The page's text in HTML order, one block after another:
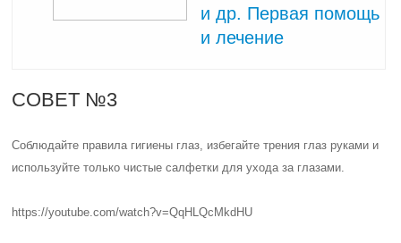
и др. Первая помощь
и лечение
СОВЕТ №3
Соблюдайте правила гигиены глаз, избегайте трения глаз руками и
используйте только чистые салфетки для ухода за глазами.
https://youtube.com/watch?v=QqHLQcMkdHU